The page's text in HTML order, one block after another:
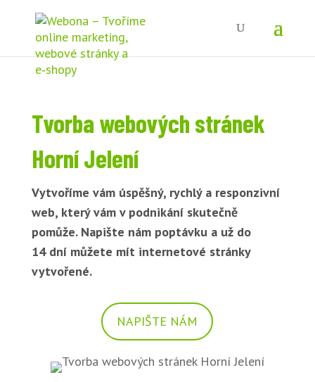
Tvorba webových stránek
Horní Jelení
Vytvoříme vám úspěšný, rychlý a responzivní
web, který vám v podnikání skutečně
pomůže. Napište nám poptávku a už do
14 dní můžete mít internetové stránky
vytvořené.
NAPIŠTE NÁM